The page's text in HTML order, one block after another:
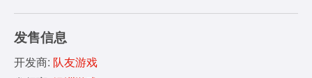
发售信息
开发商: 队友游戏